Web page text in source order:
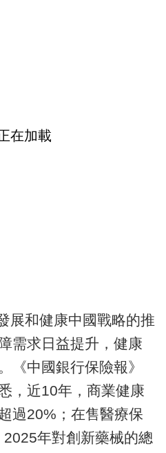
在加載
和健康中國戰略的推
需求日益提升，健康
《中國銀行保險報》
，近10年，商業健康
過20%；在售醫療保
年對創新藥械的總